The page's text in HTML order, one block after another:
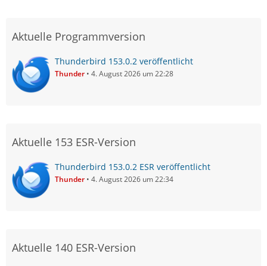
Aktuelle Programmversion
Thunderbird 153.0.2 veröffentlicht
Thunder 4. August 2026 um 22:28
Aktuelle 153 ESR-Version
Thunderbird 153.0.2 ESR veröffentlicht
Thunder 4. August 2026 um 22:34
Aktuelle 140 ESR-Version